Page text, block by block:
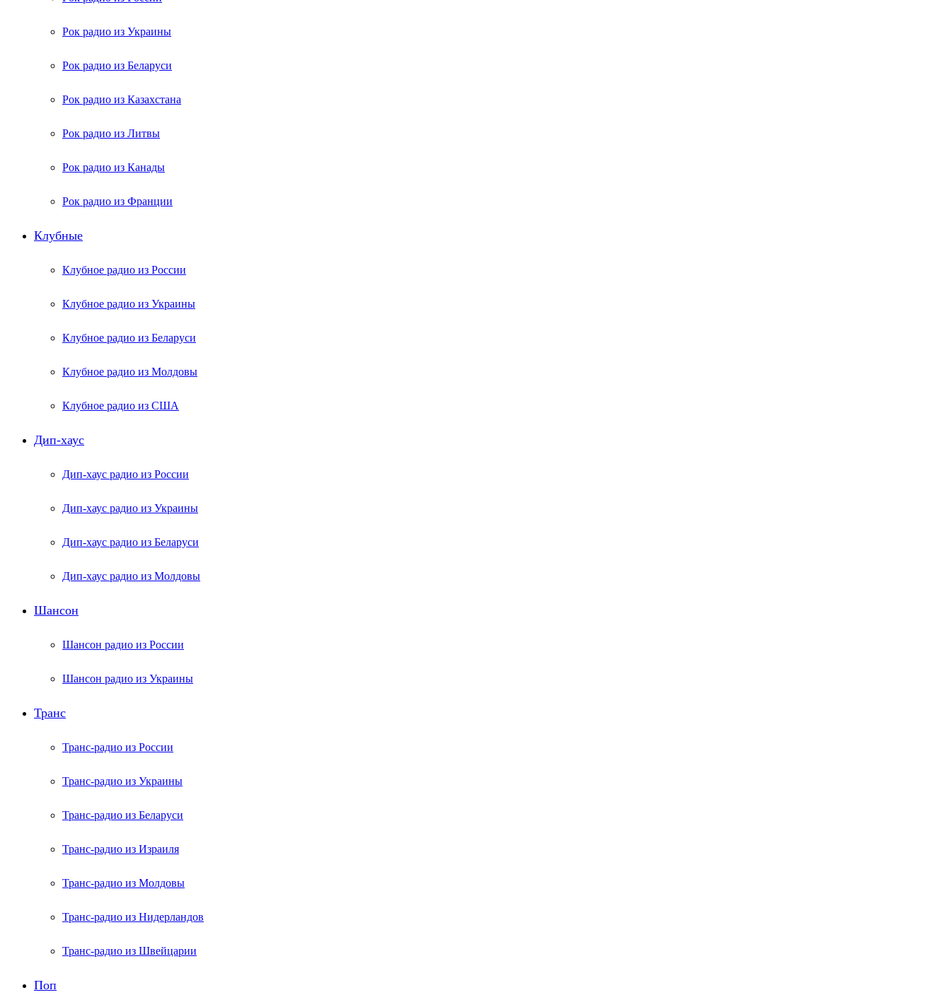
Рок радио из Украины
Рок радио из Беларуси
Рок радио из Казахстана
Рок радио из Литвы
Рок радио из Канады
Рок радио из Франции
Клубные
Клубное радио из России
Клубное радио из Украины
Клубное радио из Беларуси
Клубное радио из Молдовы
Клубное радио из США
Дип-хаус
Дип-хаус радио из России
Дип-хаус радио из Украины
Дип-хаус радио из Беларуси
Дип-хаус радио из Молдовы
Шансон
Шансон радио из России
Шансон радио из Украины
Транс
Транс-радио из России
Транс-радио из Украины
Транс-радио из Беларуси
Транс-радио из Израиля
Транс-радио из Молдовы
Транс-радио из Нидерландов
Транс-радио из Швейцарии
Поп